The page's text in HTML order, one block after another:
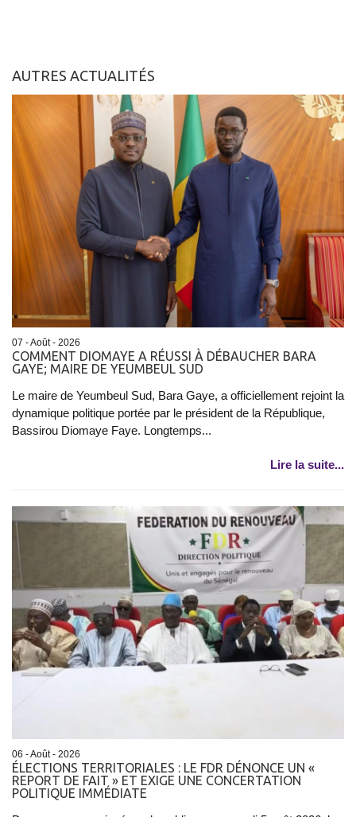
AUTRES ACTUALITÉS
07 - Août - 2026
COMMENT DIOMAYE A RÉUSSI À DÉBAUCHER BARA
GAYE; MAIRE DE YEUMBEUL SUD
Le maire de Yeumbeul Sud, Bara Gaye, a officiellement rejoint la
dynamique politique portée par le président de la République,
Bassirou Diomaye Faye. Longtemps...
Lire la suite...
06 - Août - 2026
ÉLECTIONS TERRITORIALES : LE FDR DÉNONCE UN «
REPORT DE FAIT » ET EXIGE UNE CONCERTATION
POLITIQUE IMMÉDIATE